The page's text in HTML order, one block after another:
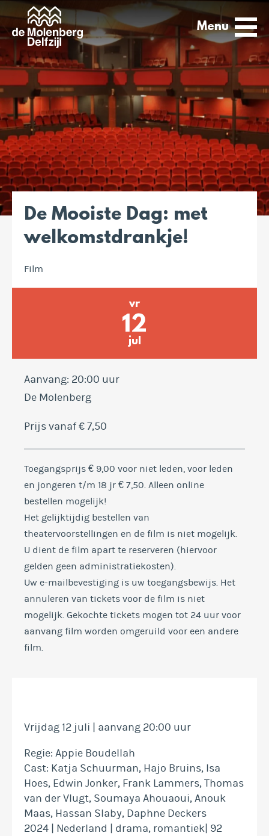
Menu
De Mooiste Dag: met
welkomstdrankje!
Film
Vrijdag 12 juli | aanvang 20:00 uur
Regie: Appie Boudellah
Cast: Katja Schuurman, Hajo Bruins, Isa
Hoes, Edwin Jonker, Frank Lammers, Thomas
van der Vlugt, Soumaya Ahouaoui, Anouk
Maas, Hassan Slaby, Daphne Deckers
2024 | Nederland | drama, romantiek| 92
vr
12
jul
Aanvang: 20:00 uur
De Molenberg
Prijs vanaf € 7,50
Toegangsprijs € 9,00 voor niet leden, voor leden
en jongeren t/m 18 jr € 7,50. Alleen online
bestellen mogelijk!
Het gelijktijdig bestellen van
theatervoorstellingen en de film is niet mogelijk.
U dient de film apart te reserveren (hiervoor
gelden geen administratiekosten).
Uw e-mailbevestiging is uw toegangsbewijs. Het
annuleren van tickets voor de film is niet
mogelijk. Gekochte tickets mogen tot 24 uur voor
aanvang film worden omgeruild voor een andere
film.